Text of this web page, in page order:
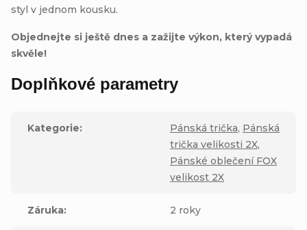
styl v jednom kousku.
Objednejte si ještě dnes a zažijte výkon, který vypadá
skvěle!
Doplňkové parametry
Kategorie: Pánská trička, Pánská
trička velikosti 2X,
Pánské oblečení FOX
velikost 2X
Záruka: 2 roky